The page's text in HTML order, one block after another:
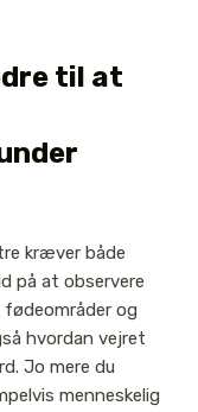
til at
kræver både
på at observere
og
hvordan vejret
Jo mere du
menneskelig